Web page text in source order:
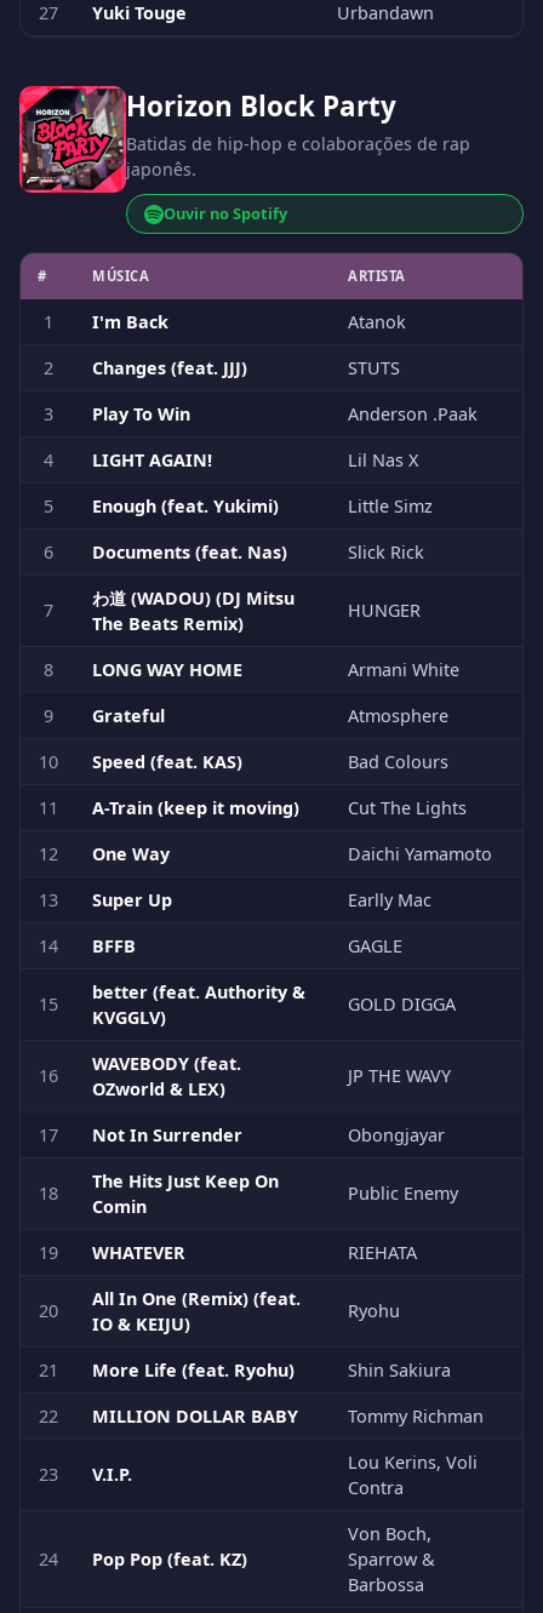
27
Yuki Touge Urbandawn
Horizon Block Party
Batidas de hip-hop e colaborações de rap
japonês.
Ouvir no Spotify
# MÚSICA ARTISTA
1 I'm Back
Atanok
2
Changes (feat. JJJ)
STUTS
3
Play To Win
Anderson .Paak
4
LIGHT AGAIN!
Lil Nas X
5
Enough (feat. Yukimi)
Little Simz
6
Documents (feat. Nas) Slick Rick
7
わ道 (WADOU) (DJ Mitsu
The Beats Remix)
HUNGER
8 LONG WAY HOME
Armani White
9
Grateful
Atmosphere
10
Speed (feat. KAS)
Bad Colours
11
A-Train (keep it moving)
Cut The Lights
12
One Way
Daichi Yamamoto
13
Super Up
Earlly Mac
14
BFFB GAGLE
15
better (feat. Authority &
KVGGLV)
GOLD DIGGA
16
WAVEBODY (feat.
OZworld & LEX)
JP THE WAVY
17 Not In Surrender Obongjayar
18
The Hits Just Keep On
Comin
Public Enemy
19 WHATEVER RIEHATA
20
All In One (Remix) (feat.
IO & KEIJU)
Ryohu
21 More Life (feat. Ryohu)
Shin Sakiura
22
MILLION DOLLAR BABY Tommy Richman
23 V.I.P.
Lou Kerins, Voli
Contra
24 Pop Pop (feat. KZ)
Von Boch,
Sparrow &
Barbossa